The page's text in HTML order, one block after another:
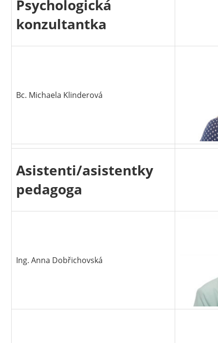
Psychologická
konzultantka
Bc. Michaela Klinderová
Asistenti/asistentky
pedagoga
Ing. Anna Dobřichovská